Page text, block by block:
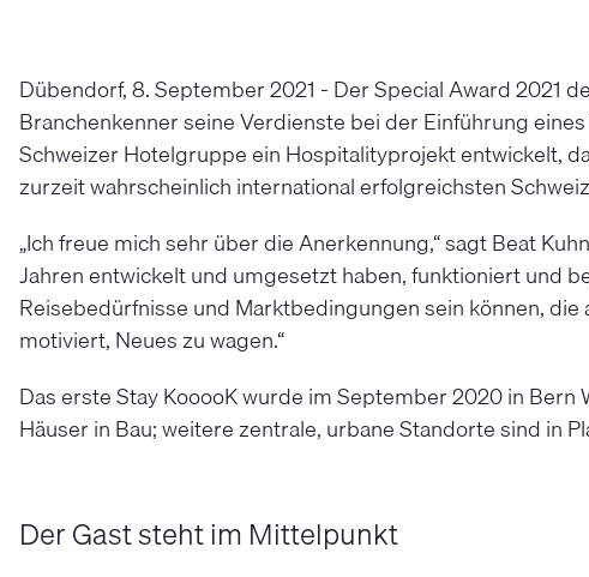
Dübendorf, 8. September 2021 - Der Special Award 2021
Branchenkenner seine Verdienste bei der Einführung
Schweizer Hotelgruppe ein Hospitalityprojekt entwickelt,
zurzeit wahrscheinlich international erfolgreichsten
„Ich freue mich sehr über die Anerkennung,“ sagt Beat
Jahren entwickelt und umgesetzt haben, funktioniert und
Reisebedürfnisse und Marktbedingungen sein können,
motiviert, Neues zu wagen.“
Das erste Stay KooooK wurde im September 2020 in
Häuser in Bau; weitere zentrale, urbane Standorte sind in
Der Gast steht im Mittelpunkt